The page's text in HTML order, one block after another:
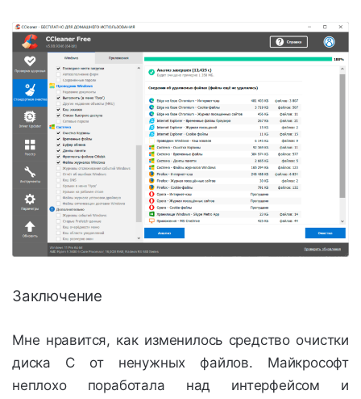
Заключение
Мне нравится, как изменилось средство очистки
диска С от ненужных файлов. Майкрософт
неплохо поработала над интерфейсом и